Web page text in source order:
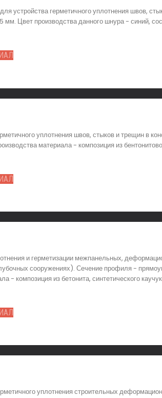
герметичного уплотнения швов,
Цвет производства данного шнура - синий,
уплотнения швов, стыков и трещин в
материала - композиция из
и герметизации межпанельных,
сооружениях). Сечение профиля -
композиция из бетонита, синтетического
уплотнения строительных